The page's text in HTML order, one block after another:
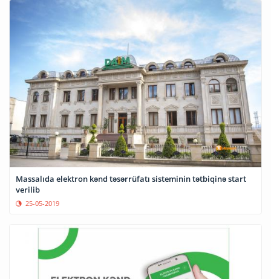
Massalıda elektron kənd təsərrüfatı sisteminin tətbiqinə start
verilib
25-05-2019